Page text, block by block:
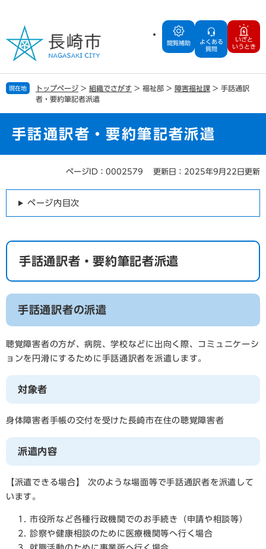
の
で
す
ー
ば
し
閲覧補助
よくある
質問
いざと
いうとき
現在地 トップページ > 組織でさがす > 福祉部 > 障害福祉課 > 手話通訳
者・要約筆記者派遣
手話通訳者・要約筆記者派遣
ページID：0002579 更新日：2025年9月22日更新
ページ内目次
手話通訳者・要約筆記者派遣
手話通訳者の派遣
聴覚障害者の方が、病院、学校などに出向く際、コミュニケーシ
ョンを円滑にするために手話通訳者を派遣します。
対象者
身体障害者手帳の交付を受けた長崎市在住の聴覚障害者
派遣内容
【派遣できる場合】 次のような場面等で手話通訳者を派遣して
います。
市役所など各種行政機関でのお手続き（申請や相談等）
診察や健康相談のために医療機関等へ行く場合